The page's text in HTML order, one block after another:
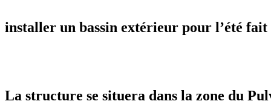
installer un bassin extérieur pour l’été fait
La structure se situera dans la zone du